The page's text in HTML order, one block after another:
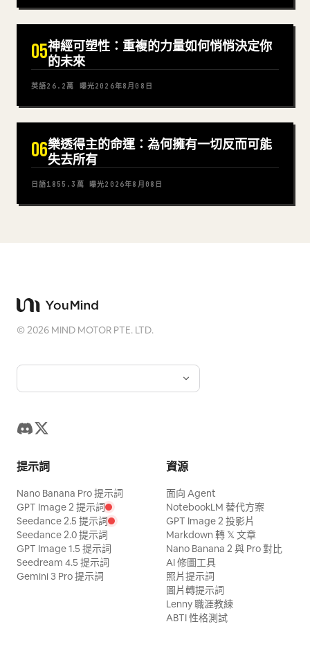
05神經可塑性：重複的力量如何悄悄決定你
的未來
英語26.2萬 曝光2026年8月08日
06樂透得主的命運：為何擁有一切反而可能
失去所有
日語1855.3萬 曝光2026年8月08日
©2026 MIND MOTOR PTE. LTD.
提示詞
Nano Banana Pro 提示詞
GPT Image 2 提示詞
Seedance 2.5 提示詞
Seedance 2.0 提示詞
GPT Image 1.5 提示詞
Seedream 4.5 提示詞
Gemini 3 Pro 提示詞
資源
面向 Agent
NotebookLM 替代方案
GPT Image 2 投影片
Markdown 轉 𝕏 文章
Nano Banana 2 與 Pro 對比
AI 修圖工具
照片提示詞
圖片轉提示詞
Lenny 職涯教練
ABTI 性格測試